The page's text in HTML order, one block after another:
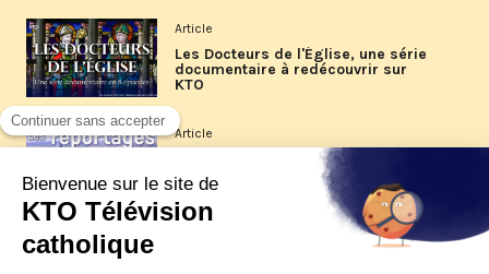
Article
Les Docteurs de l'Église, une série
documentaire à redécouvrir sur
KTO
Article
Les reportages d'été 2026 de KTO